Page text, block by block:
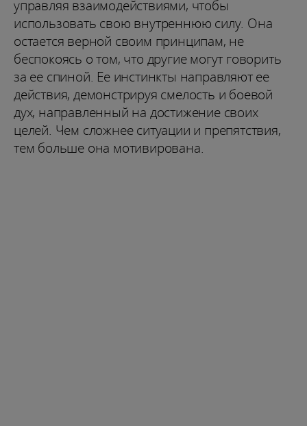
управляя взаимодействиями, чтобы
использовать свою внутреннюю силу. Она
остается верной своим принципам, не
беспокоясь о том, что другие могут говорить
за ее спиной. Ее инстинкты направляют ее
действия, демонстрируя смелость и боевой
дух, направленный на достижение своих
целей. Чем сложнее ситуации и препятствия,
тем больше она мотивирована.